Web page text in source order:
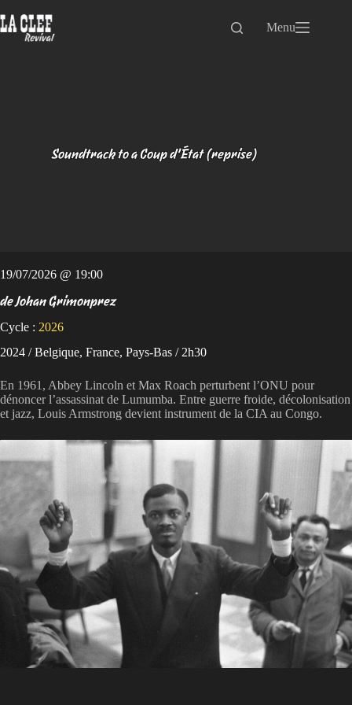
au
contenu
Menu
Soundtrack to a Coup d’État (reprise)
19/07/2026 @ 19:00
de Johan Grimonprez
Cycle : 2026
2024 / Belgique, France, Pays-Bas / 2h30
En 1961, Abbey Lincoln et Max Roach perturbent l’ONU pour
dénoncer l’assassinat de Lumumba. Entre guerre froide, décolonisation
et jazz, Louis Armstrong devient instrument de la CIA au Congo.